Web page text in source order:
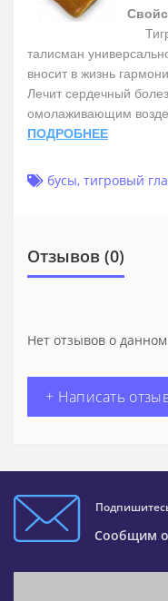
талисман
вносит в жизнь
Лечит сердечный
омолаживающим
ПОДРОБНЕЕ
бусы, тигровый
Отзывов (0)
Нет отзывов о
+ Написать
Сообщим о